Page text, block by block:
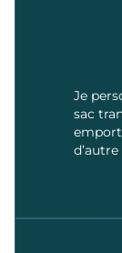
Je
sac
d’autre